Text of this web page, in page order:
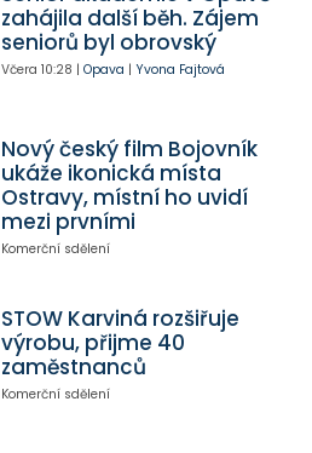
zahájila další běh. Zájem
seniorů byl obrovský
Včera 10:28 | Opava | Yvona Fajtová
Nový český film Bojovník
ukáže ikonická místa
Ostravy, místní ho uvidí
mezi prvními
Komerční sdělení
STOW Karviná rozšiřuje
výrobu, přijme 40
zaměstnanců
Komerční sdělení